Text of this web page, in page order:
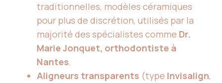
traditionnelles, modèles céramiques
pour plus de discrétion, utilisés par la
majorité des spécialistes comme Dr.
Marie Jonquet, orthodontiste à
Nantes.
Aligneurs transparents (type Invisalign,